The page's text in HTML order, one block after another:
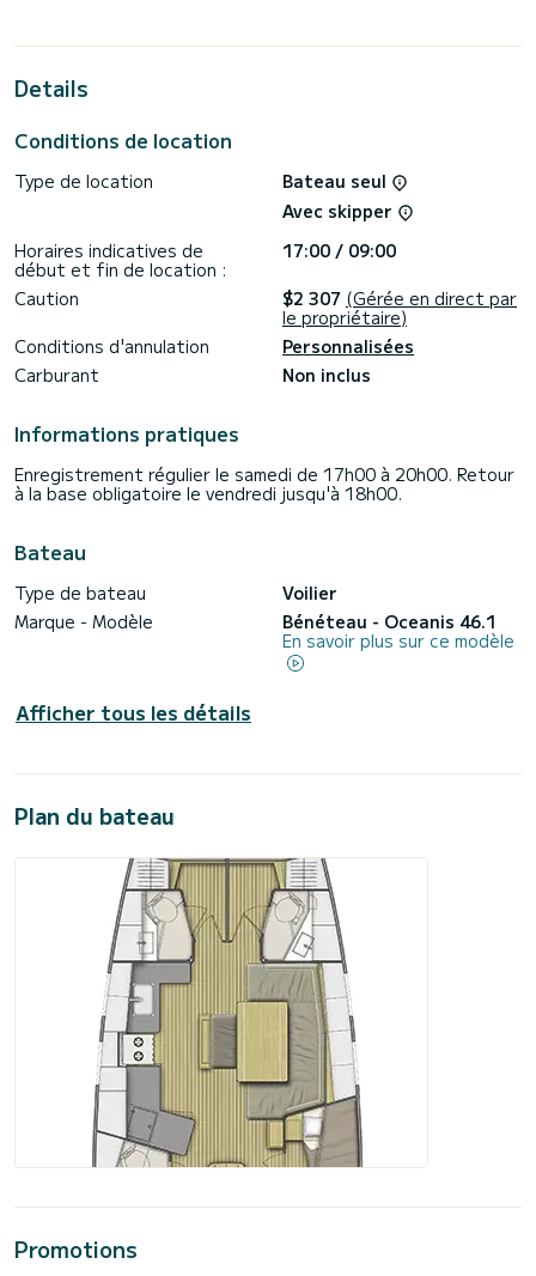
la plateforme Samboat. Un conseiller SamBoat se chargera
Details
Conditions de location
Type de location
Bateau seul
Avec skipper
Horaires indicatives de
début et fin de location :
17:00 / 09:00
Caution
$2 307 (Gérée en direct par
le propriétaire)
Conditions d'annulation
Personnalisées
Carburant
Non inclus
Informations pratiques
Enregistrement régulier le samedi de 17h00 à 20h00. Retour
à la base obligatoire le vendredi jusqu'à 18h00.
Bateau
Type de bateau
Voilier
Marque - Modèle
Bénéteau - Oceanis 46.1
En savoir plus sur ce modèle
Afficher tous les détails
Plan du bateau
Promotions